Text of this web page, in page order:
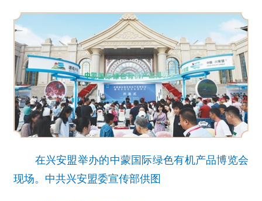
在兴安盟举办的中蒙国际绿色有机产品博览会
现场。中共兴安盟委宣传部供图